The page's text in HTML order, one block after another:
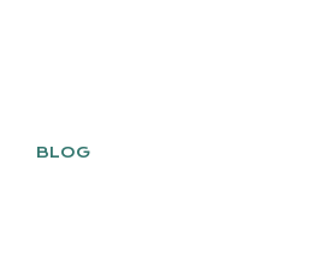
BLOG